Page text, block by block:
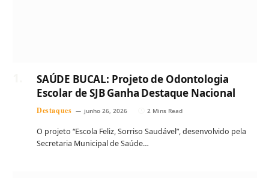
SAÚDE BUCAL: Projeto de Odontologia
Escolar de SJB Ganha Destaque Nacional
Destaques junho 26, 2026 2 Mins Read
O projeto “Escola Feliz, Sorriso Saudável”, desenvolvido pela
Secretaria Municipal de Saúde…